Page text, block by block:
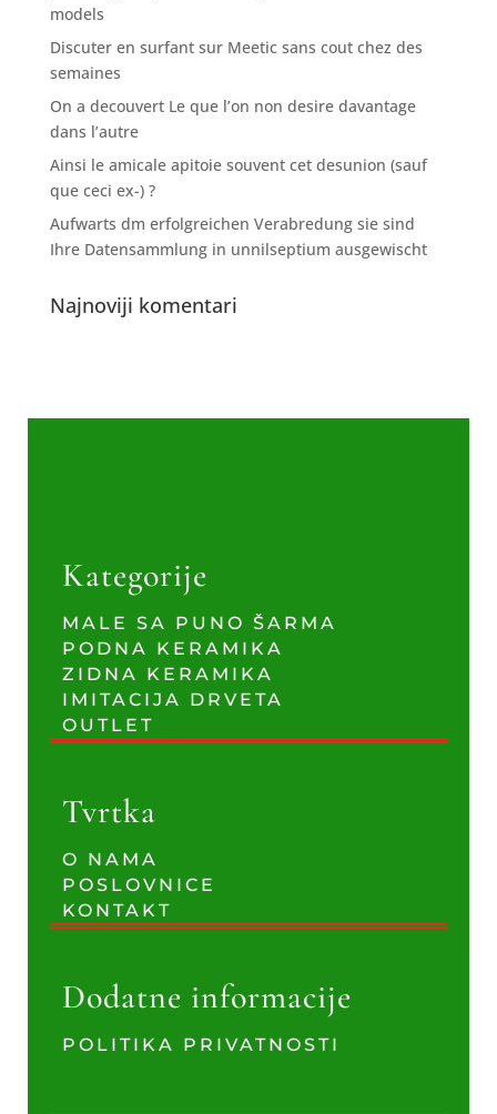
models
Discuter en surfant sur Meetic sans cout chez des
semaines
On a decouvert Le que l’on non desire davantage
dans l’autre
Ainsi le amicale apitoie souvent cet desunion (sauf
que ceci ex-) ?
Aufwarts dm erfolgreichen Verabredung sie sind
Ihre Datensammlung in unnilseptium ausgewischt
Najnoviji komentari
Kategorije
MALE SA PUNO ŠARMA
PODNA KERAMIKA
ZIDNA KERAMIKA
IMITACIJA DRVETA
OUTLET
Tvrtka
O NAMA
POSLOVNICE
KONTAKT
Dodatne informacije
POLITIKA PRIVATNOSTI